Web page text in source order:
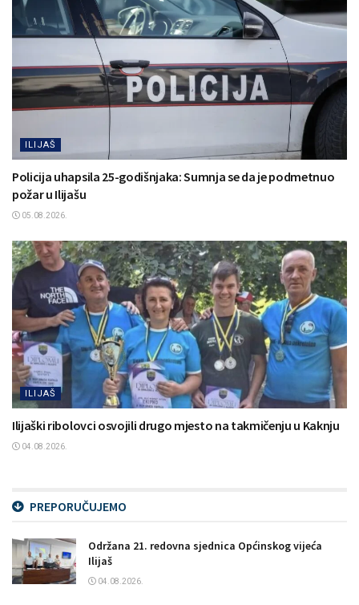
ILIJAŠ
Policija uhapsila 25-godišnjaka: Sumnja se da je podmetnuo
požar u Ilijašu
05.08.2026.
ILIJAŠ
Ilijaški ribolovci osvojili drugo mjesto na takmičenju u Kaknju
04.08.2026.
PREPORUČUJEMO
Održana 21. redovna sjednica Općinskog vijeća
Ilijaš
04.08.2026.